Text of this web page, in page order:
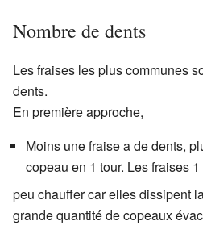
Nombre de dents
Les fraises les plus communes
dents.
En première approche,
Moins une fraise a de dents,
copeau en 1 tour. Les fraises
peu chauffer car elles dissipent
grande quantité de copeaux